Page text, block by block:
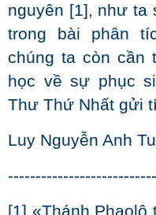
nguyên [1], như ta
trong bài phân
chúng ta còn cần
học về sự phục
Thư Thứ Nhất gửi
Luy Nguyễn Anh
[1] «Thánh Phaolô